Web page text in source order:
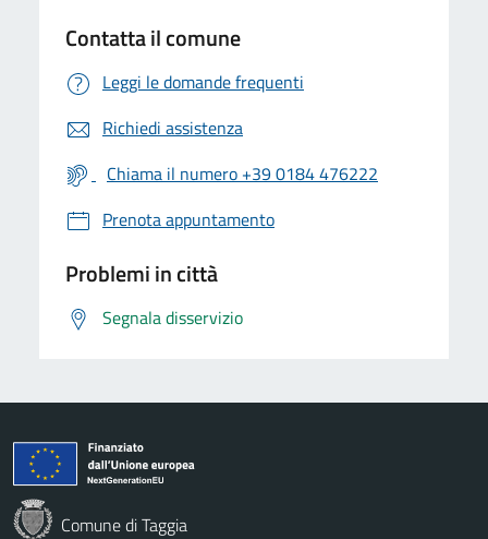
Contatta il comune
Leggi le domande frequenti
Richiedi assistenza
Chiama il numero +39 0184 476222
Prenota appuntamento
Problemi in città
Segnala disservizio
Comune di Taggia